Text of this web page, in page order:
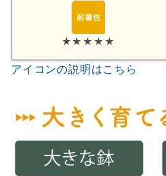
★★★★★
アイコンの説明はこちら